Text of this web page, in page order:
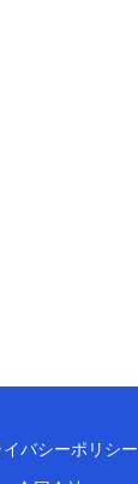
イバシーポリシー